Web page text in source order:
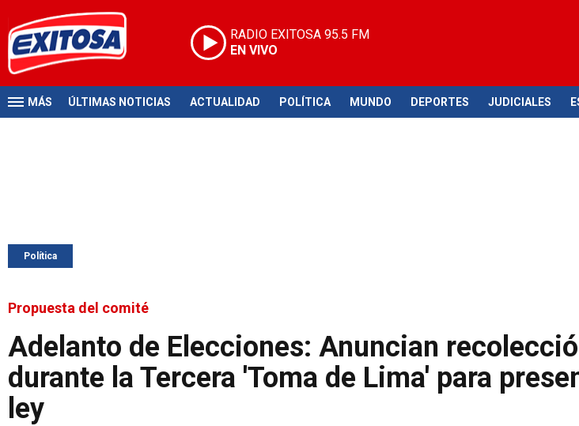
RADIO EXITOSA 95.5 FM
EN VIVO
MÁS ÚLTIMAS NOTICIAS ACTUALIDAD POLÍTICA MUNDO DEPORTES JUDICIALES
Política
Propuesta del comité
Adelanto de Elecciones: Anuncian
durante la Tercera 'Toma de Lima' para
ley